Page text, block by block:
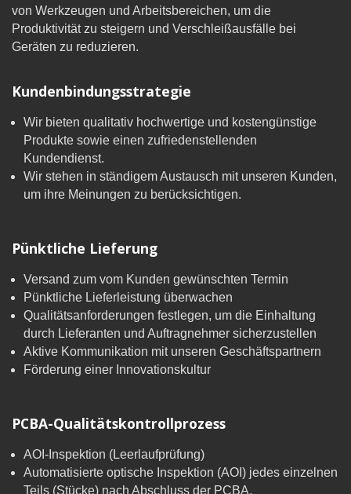
von Werkzeugen und Arbeitsbereichen, um die
Produktivität zu steigern und Verschleißausfälle bei
Geräten zu reduzieren.
Kundenbindungsstrategie
Wir bieten qualitativ hochwertige und kostengünstige
Produkte sowie einen zufriedenstellenden
Kundendienst.
Wir stehen in ständigem Austausch mit unseren Kunden,
um ihre Meinungen zu berücksichtigen.
Pünktliche Lieferung
Versand zum vom Kunden gewünschten Termin
Pünktliche Lieferleistung überwachen
Qualitätsanforderungen festlegen, um die Einhaltung
durch Lieferanten und Auftragnehmer sicherzustellen
Aktive Kommunikation mit unseren Geschäftspartnern
Förderung einer Innovationskultur
PCBA-Qualitätskontrollprozess
AOI-Inspektion (Leerlaufprüfung)
Automatisierte optische Inspektion (AOI) jedes einzelnen
Teils (Stücke) nach Abschluss der PCBA.